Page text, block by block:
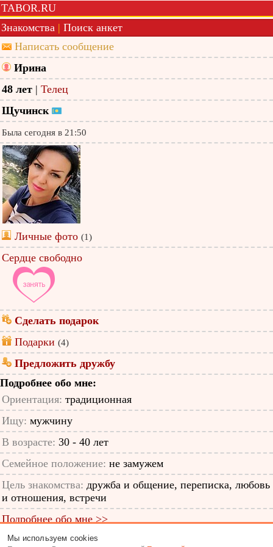
TABOR.RU
Знакомства | Поиск анкет
Написать сообщение
Ирина
48 лет | Телец
Щучинск
Была сегодня в 21:50
Личные фото (1)
Сердце свободно
Сделать подарок
Подарки (4)
Предложить дружбу
Подробнее обо мне:
Ориентация: традиционная
Ищу: мужчину
В возрасте: 30 - 40 лет
Семейное положение: не замужем
Цель знакомства: дружба и общение, переписка, любовь
и отношения, встречи
Подробнее обо мне >>
ID анкеты: 54995059
Мы используем cookies